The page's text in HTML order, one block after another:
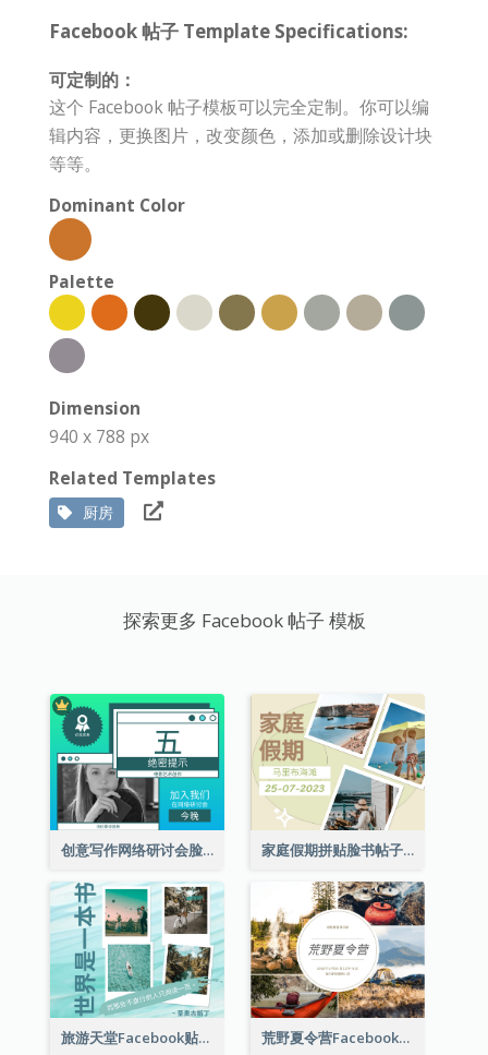
Facebook 帖子 Template Specifications:
可定制的：
这个 Facebook 帖子模板可以完全定制。你可以编
辑内容，更换图片，改变颜色，添加或删除设计块
等等。
Dominant Color
Palette
Dimension
940 x 788 px
Related Templates
厨房
探索更多 Facebook 帖子 模板
创意写作网络研讨会脸书帖子 家庭假期拼贴脸书帖子
旅游天堂Facebook贴子 荒野夏令营Facebook帖子